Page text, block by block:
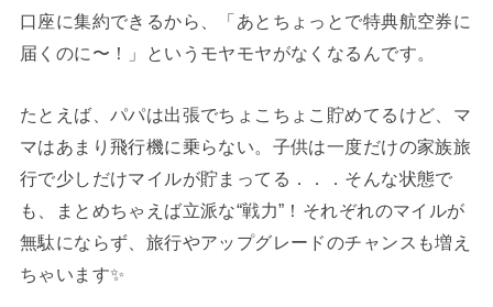
口座に集約できるから、「あとちょっとで特典航空券に
届くのに〜！」というモヤモヤがなくなるんです。
たとえば、パパは出張でちょこちょこ貯めてるけど、マ
マはあまり飛行機に乗らない。子供は一度だけの家族旅
行で少しだけマイルが貯まってる．．．そんな状態で
も、まとめちゃえば立派な“戦力”！それぞれのマイルが
無駄にならず、旅行やアップグレードのチャンスも増え
ちゃいます✨